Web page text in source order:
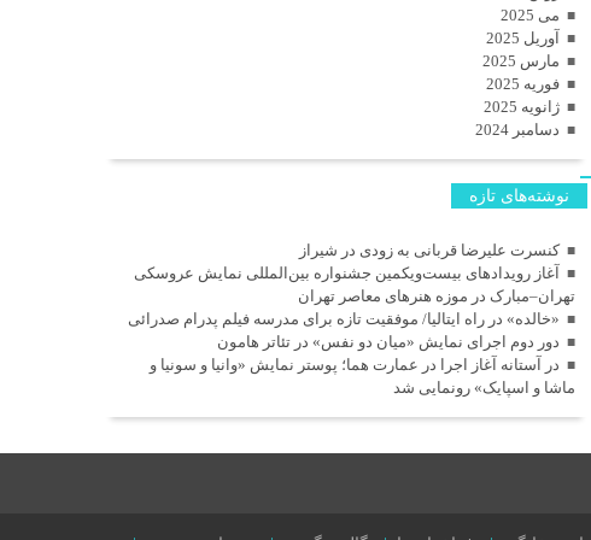
می 2025
آوریل 2025
مارس 2025
فوریه 2025
ژانویه 2025
دسامبر 2024
نوشته‌های تازه
کنسرت علیرضا قربانی به زودی در شیراز
آغاز رویدادهای بیست‌ویکمین جشنواره بین‌المللی نمایش عروسکی
تهران–مبارک در موزه هنرهای معاصر تهران
«خالده» در راه ایتالیا/ موفقیت تازه برای مدرسه فیلم پدرام صدرائی
دور دوم اجرای نمایش «میان دو نفس» در تئاتر هامون
در آستانه آغاز اجرا در عمارت هما؛ پوستر نمایش «وانیا و سونیا و
ماشا و اسپایک» رونمایی شد